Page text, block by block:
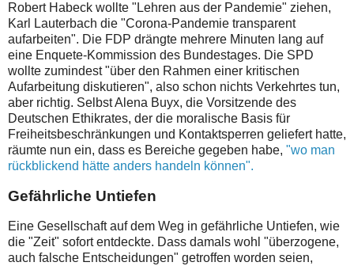
Robert Habeck wollte "Lehren aus der Pandemie" ziehen,
Karl Lauterbach die "Corona-Pandemie transparent
aufarbeiten". Die FDP drängte mehrere Minuten lang auf
eine Enquete-Kommission des Bundestages. Die SPD
wollte zumindest "über den Rahmen einer kritischen
Aufarbeitung diskutieren", also schon nichts Verkehrtes tun,
aber richtig. Selbst Alena Buyx, die Vorsitzende des
Deutschen Ethikrates, der die moralische Basis für
Freiheitsbeschränkungen und Kontaktsperren geliefert hatte,
räumte nun ein, dass es Bereiche gegeben habe, "wo man
rückblickend hätte anders handeln können".
Gefährliche Untiefen
Eine Gesellschaft auf dem Weg in gefährliche Untiefen, wie
die "Zeit" sofort entdeckte. Dass damals wohl "überzogene,
auch falsche Entscheidungen" getroffen worden seien,